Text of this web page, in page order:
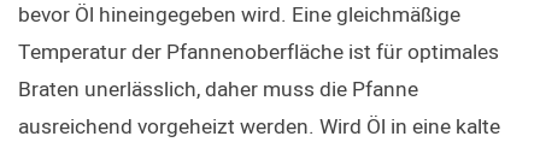
bevor Öl hineingegeben wird. Eine gleichmäßige
Temperatur der Pfannenoberfläche ist für optimales
Braten unerlässlich, daher muss die Pfanne
ausreichend vorgeheizt werden. Wird Öl in eine kalte